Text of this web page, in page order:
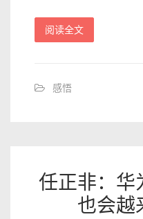
阅读全文
感悟
任正非：华
也会越